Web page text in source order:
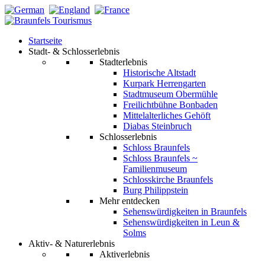
Startseite
Stadt- & Schlosserlebnis
Stadterlebnis
Historische Altstadt
Kurpark Herrengarten
Stadtmuseum Obermühle
Freilichtbühne Bonbaden
Mittelalterliches Gehöft
Diabas Steinbruch
Schlosserlebnis
Schloss Braunfels
Schloss Braunfels ~
Familienmuseum
Schlosskirche Braunfels
Burg Philippstein
Mehr entdecken
Sehenswürdigkeiten in Braunfels
Sehenswürdigkeiten in Leun &
Solms
Aktiv- & Naturerlebnis
Aktiverlebnis